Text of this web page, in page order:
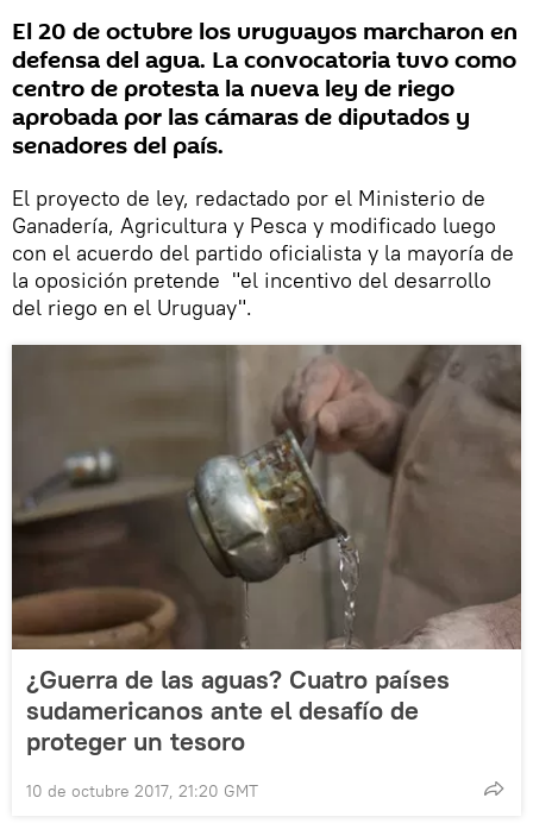
El 20 de octubre los uruguayos marcharon en
defensa del agua. La convocatoria tuvo como
centro de protesta la nueva ley de riego
aprobada por las cámaras de diputados y
senadores del país.
El proyecto de ley, redactado por el Ministerio de
Ganadería, Agricultura y Pesca y modificado luego
con el acuerdo del partido oficialista y la mayoría de
la oposición pretende "el incentivo del desarrollo
del riego en el Uruguay".
¿Guerra de las aguas? Cuatro países
sudamericanos ante el desafío de
proteger un tesoro
10 de octubre 2017, 21:20 GMT